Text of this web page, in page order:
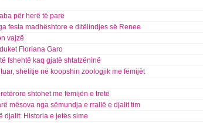
për herë të parë
festa madhështore e ditëlindjes së Renee
vajzë
Floriana Garo
fshehtë kaq gjatë shtatzëninë
shëtitje në koopshin zoologjik me fëmijët
shtohet me fëmijën e tretë
mësova nga sëmundja e rrallë e djalit tim
djalit: Historia e jetës sime